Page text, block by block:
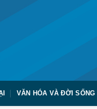
VĂN HÓA VÀ ĐỜI SỐNG